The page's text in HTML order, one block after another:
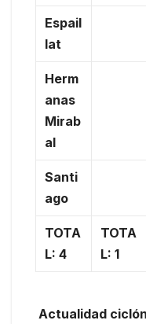
Espail
lat
Herm
anas
Mirab
al
Santi
ago
TOTA
L: 4
TOTA
L: 1
Actualidad